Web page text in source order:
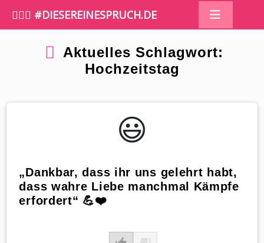
🤷🏼‍♀️ #DIESEREINESPRUCH.DE
Aktuelles Schlagwort:
Hochzeitstag
😃️
„Dankbar, dass ihr uns gelehrt habt,
dass wahre Liebe manchmal Kämpfe
erfordert“ 💪❤️